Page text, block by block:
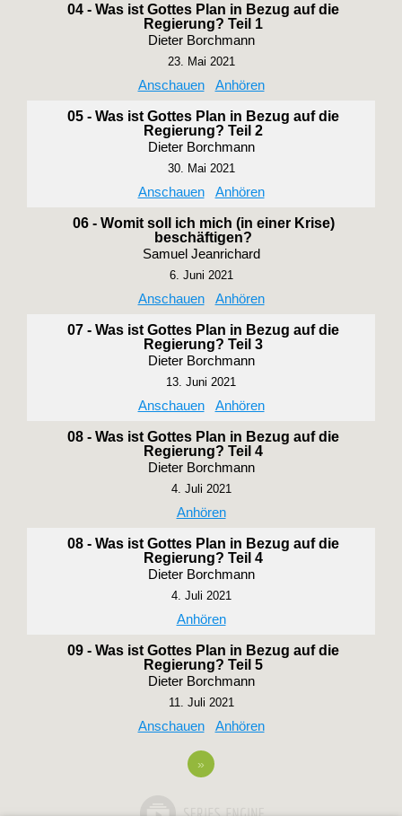
04 - Was ist Gottes Plan in Bezug auf die
Regierung? Teil 1
Dieter Borchmann
23. Mai 2021
Anschauen Anhören
05 - Was ist Gottes Plan in Bezug auf die
Regierung? Teil 2
Dieter Borchmann
30. Mai 2021
Anschauen Anhören
06 - Womit soll ich mich (in einer Krise)
beschäftigen?
Samuel Jeanrichard
6. Juni 2021
Anschauen Anhören
07 - Was ist Gottes Plan in Bezug auf die
Regierung? Teil 3
Dieter Borchmann
13. Juni 2021
Anschauen Anhören
08 - Was ist Gottes Plan in Bezug auf die
Regierung? Teil 4
Dieter Borchmann
4. Juli 2021
Anhören
08 - Was ist Gottes Plan in Bezug auf die
Regierung? Teil 4
Dieter Borchmann
4. Juli 2021
Anhören
09 - Was ist Gottes Plan in Bezug auf die
Regierung? Teil 5
Dieter Borchmann
11. Juli 2021
Anschauen Anhören
»